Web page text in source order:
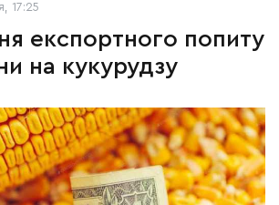
17:25
експортного попиту
на кукурудзу